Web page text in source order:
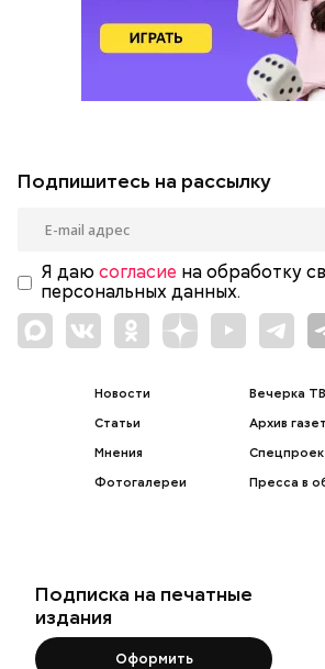
Подпишитесь на рассылку
Я даю согласие на обработку
персональных данных.
Новости
Статьи
Мнения
Фотогалереи
Вечерка ТВ
Архив
Пресса в
Подписка на печатные
издания
Оформить